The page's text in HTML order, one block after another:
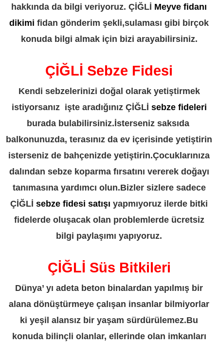
hakkında da bilgi veriyoruz. ÇİĞLİ Meyve fidanı
dikimi fidan gönderim şekli,sulaması gibi birçok
konuda bilgi almak için bizi arayabilirsiniz.
ÇİĞLİ Sebze Fidesi
Kendi sebzelerinizi doğal olarak yetiştirmek
istiyorsanız işte aradığınız ÇİĞLİ sebze fideleri
burada bulabilirsiniz.İsterseniz saksıda
balkonunuzda, terasınız da ev içerisinde yetiştirin
isterseniz de bahçenizde yetiştirin.Çocuklarınıza
dalından sebze koparma fırsatını vererek doğayı
tanımasına yardımcı olun.Bizler sizlere sadece
ÇİĞLİ sebze fidesi satışı yapmıyoruz ilerde bitki
fidelerde oluşacak olan problemlerde ücretsiz
bilgi paylaşımı yapıyoruz.
ÇİĞLİ Süs Bitkileri
Dünya’ yı adeta beton binalardan yapılmış bir
alana dönüştürmeye çalışan insanlar bilmiyorlar
ki yeşil alansız bir yaşam sürdürülemez.Bu
konuda bilinçli olanlar, ellerinde olan imkanları